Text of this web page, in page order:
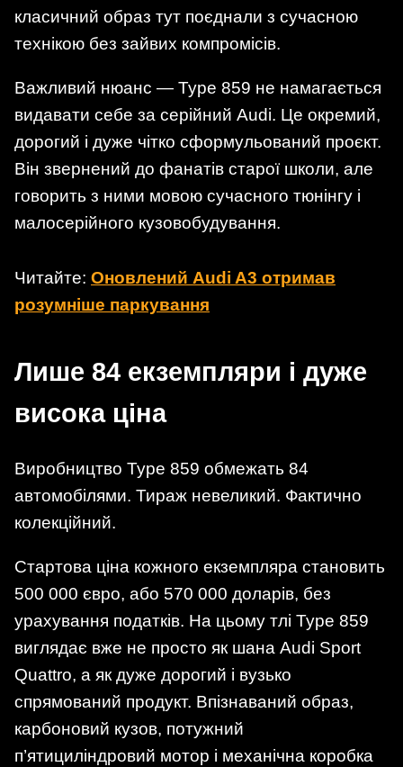
класичний образ тут поєднали з сучасною
технікою без зайвих компромісів.
Важливий нюанс — Type 859 не намагається
видавати себе за серійний Audi. Це окремий,
дорогий і дуже чітко сформульований проєкт.
Він звернений до фанатів старої школи, але
говорить з ними мовою сучасного тюнінгу і
малосерійного кузовобудування.
Читайте: Оновлений Audi A3 отримав
розумніше паркування
Лише 84 екземпляри і дуже
висока ціна
Виробництво Type 859 обмежать 84
автомобілями. Тираж невеликий. Фактично
колекційний.
Стартова ціна кожного екземпляра становить
500 000 євро, або 570 000 доларів, без
урахування податків. На цьому тлі Type 859
виглядає вже не просто як шана Audi Sport
Quattro, а як дуже дорогий і вузько
спрямований продукт. Впізнаваний образ,
карбоновий кузов, потужний
п’ятициліндровий мотор і механічна коробка